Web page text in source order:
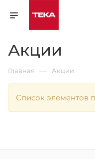
Акции
Главная — Акции
Список элементов